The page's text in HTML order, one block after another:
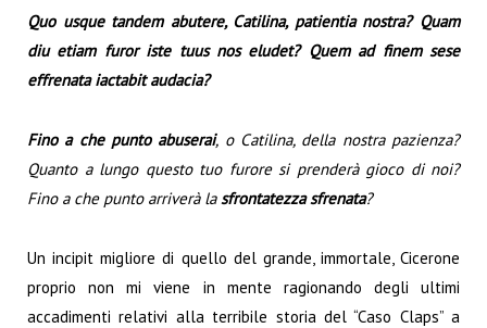
Quo usque tandem abutere, Catilina, patientia nostra? Quam
diu etiam furor iste tuus nos eludet? Quem ad finem sese
effrenata iactabit audacia?
Fino a che punto abuserai, o Catilina, della nostra pazienza?
Quanto a lungo questo tuo furore si prenderà gioco di noi?
Fino a che punto arriverà la sfrontatezza sfrenata?
Un incipit migliore di quello del grande, immortale, Cicerone
proprio non mi viene in mente ragionando degli ultimi
accadimenti relativi alla terribile storia del “Caso Claps” a